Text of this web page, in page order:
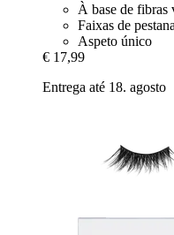
À base de fibras
Faixas de
Aspeto único
€ 17,99
Entrega até 18. agosto